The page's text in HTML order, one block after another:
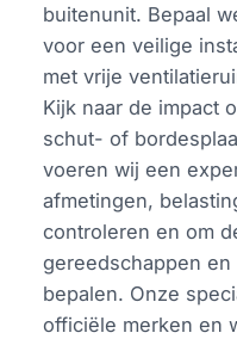
buitenunit. Bepaal
voor een veilige
met vrije
Kijk naar de impact
schut- of
voeren wij een
afmetingen,
controleren en om
gereedschappen
bepalen. Onze
officiële merken en